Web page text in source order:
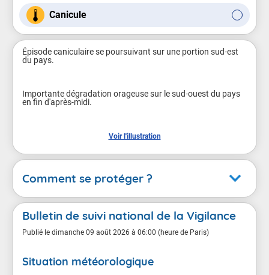
Canicule
Épisode caniculaire se poursuivant sur une portion sud-est
du pays.
Importante dégradation orageuse sur le sud-ouest du pays
en fin d'après-midi.
Voir l'illustration
Comment se protéger ?
Orages
En cas de vigilance orange
Conséquences possibles
Bulletin de suivi national de la Vigilance
Publié le dimanche 09 août 2026 à 06:00 (heure de Paris)
Situation météorologique